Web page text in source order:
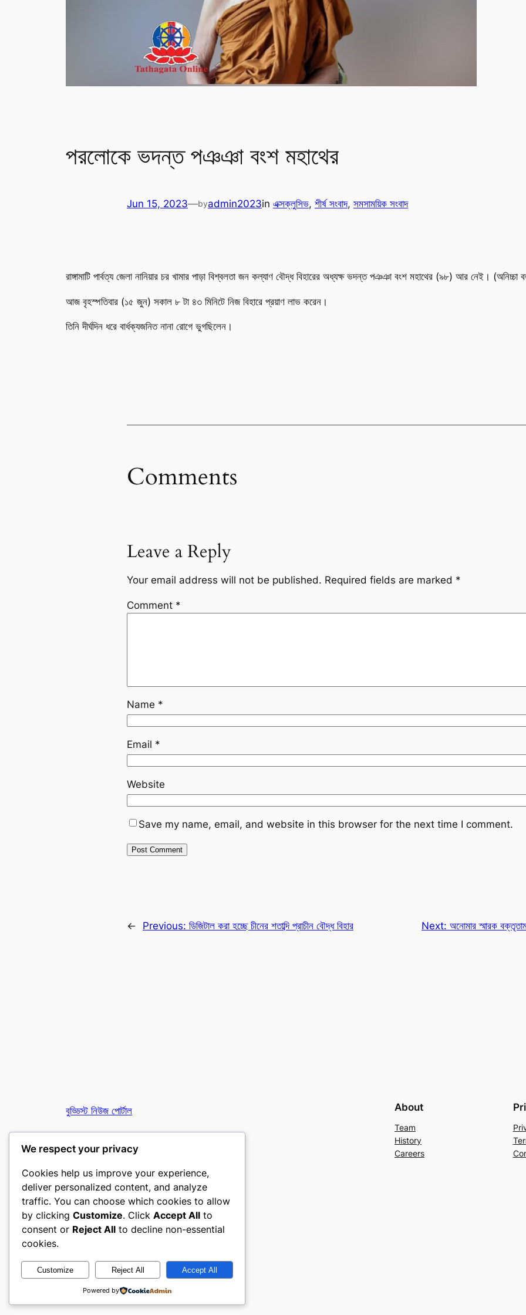
পরলোকে ভদন্ত পঞঞা বংশ মহাথের
Jun 15, 2023—byadmin2023in এক্সক্লুসিভ, শীর্ষ সংবাদ, সমসাময়িক সংবাদ
রাঙ্গামাটি পার্বত্য জেলা নানিয়ার চর খামার পাড়া বিশ্বলতা জন কল্যাণ বৌদ্ধ বিহারের অধ্যক্ষ ভদন্ত পঞঞা বংশ মহাথের (৯৮) আর নেই। (অনিচ্চা
আজ বৃহস্পতিবার (১৫ জুন) সকাল ৮ টা ৪৩ মিনিটে নিজ বিহারে প্রয়াণ লাভ করেন।
তিনি দীর্ঘদিন ধরে বার্ধক্যজনিত নানা রোগে ভুগছিলেন।
Comments
Leave a Reply
Your email address will not be published. Required fields are marked *
Comment *
Name *
Email *
Website
Save my name, email, and website in this browser for the next time I comment.
← Previous: ডিজিটাল করা হচ্ছে চীনের শতাব্দি প্রাচীন বৌদ্ধ বিহার Next: অনোমার স্মারক
বুড্ডিস্ট নিউজ পোর্টাল About
Team
History
Careers
Designed withWordPress
We respect your privacy
Cookies help us improve your experience,
deliver personalized content, and analyze
traffic. You can choose which cookies to allow
by clicking Customize. Click Accept All to
consent or Reject All to decline non-essential
cookies.
Customize Reject All Accept All
Powered by